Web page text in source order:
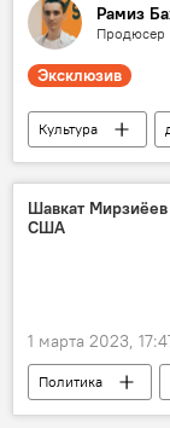
Рамиз
Продюсер
Эксклюзив
Культура
Узбекистан
Кино
Шавкат
США
1 марта 2023,
Политика
Шавкат Мирзиёев